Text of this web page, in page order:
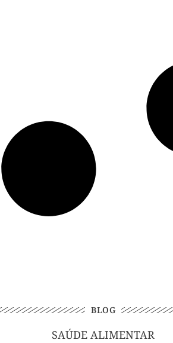
BLOG
SAÚDE ALIMENTAR